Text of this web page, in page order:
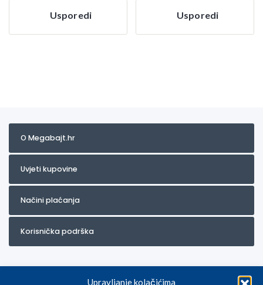
Upravljanje kolačićima
Usporedi Usporedi
O Megabajt.hr
Uvjeti kupovine
Načini plaćanja
Korisnička podrška